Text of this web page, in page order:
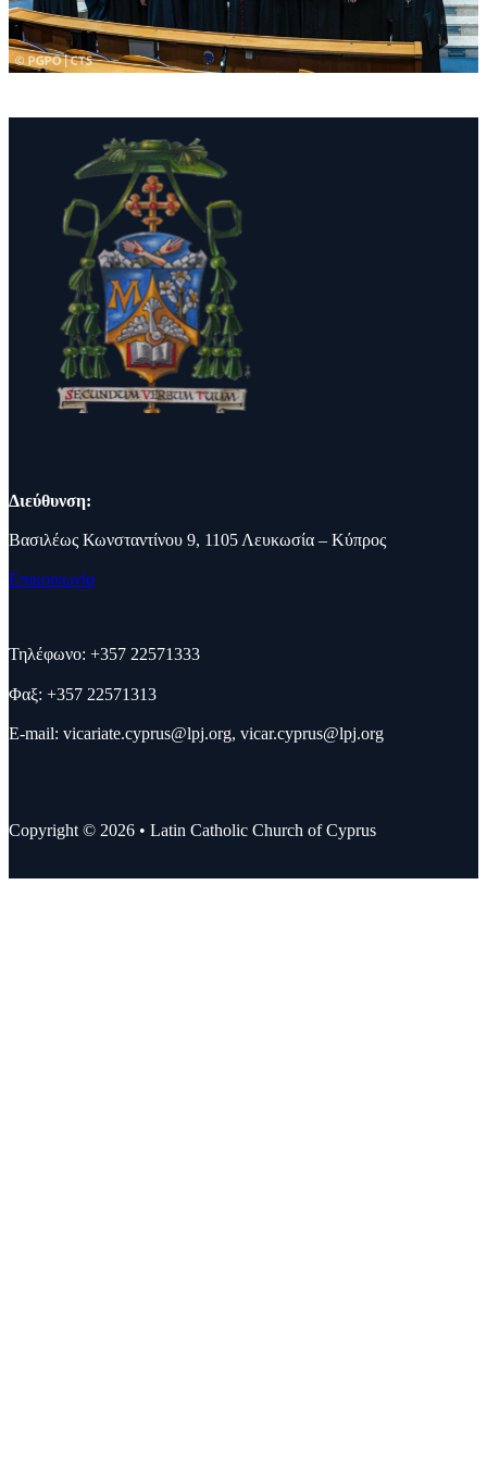
Διεύθυνση:
Βασιλέως Κωνσταντίνου 9, 1105 Λευκωσία – Κύπρος
Επικοινωνία
Τηλέφωνο: +357 22571333
Φαξ: +357 22571313
E-mail: vicariate.cyprus@lpj.org, vicar.cyprus@lpj.org
Copyright © 2026 • Latin Catholic Church of Cyprus